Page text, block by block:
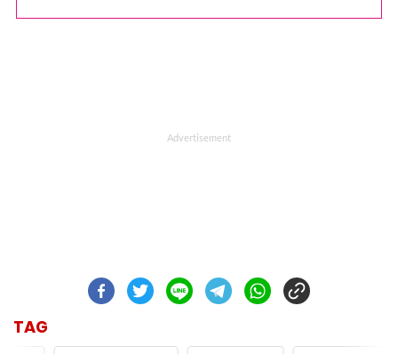
TAG